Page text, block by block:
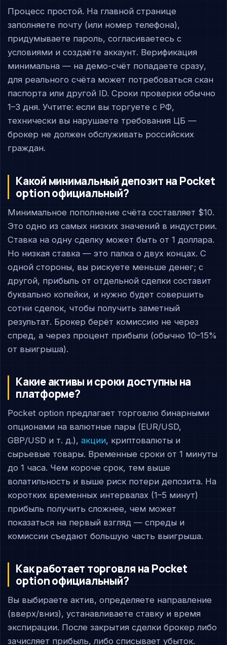
Процесс простой. На главной странице
заполняете почту (или номер телефона),
придумываете пароль, согласиваетесь с
условиями и создаёте аккаунт. Верификация
минимальна — на демо-счёт попадаете сразу,
для реального счёта может потребоваться скан
паспорта или другой ID. Сроки проверки обычно
1–3 дня. Учтите: если вы торгуете с РФ,
технически вы нарушаете требования ЦБ —
брокер не должен обслуживать российских
граждан.
Какой минимальный депозит на Pocket
option официальный?
Минимальное пополнение счёта составляет $10.
Это одно из самых низких значений в индустрии.
Ставка на одну сделку может быть от 1 доллара.
Но низкая ставка — это палка о двух концах. С
одной стороны, вы рискуете меньше денег; с
другой, прибыль от отдельной сделки составит
буквально копейки, и нужно будет совершить
сотни сделок, чтобы получить заметный
результат. Брокер берёт комиссию не через
спред, а через процент прибыли (обычно 10–15%
от выигрыша).
Какие активы и сроки доступны на
платформе?
Pocket option предлагает торговлю бинарными
опционами на валютные пары (EUR/USD,
GBP/USD и т. д.),акции, криптовалюты и
сырьевые товары. Временные сроки от 1 минуты
до 1 часа. Чем короче срок, тем выше
волатильность и выше риск потери депозита. На
коротких временных интервалах (1–5 минут)
прибыль получить сложнее, чем может
показаться на первый взгляд — спреды и
комиссии съедают большую часть выигрыша.
Как работает торговля на Pocket
option официальный?
Вы выбираете актив, определяете направление
(вверх/вниз), устанавливаете ставку и время
экспирации. После закрытия сделки брокер либо
зачисляет прибыль, либо списывает убыток.